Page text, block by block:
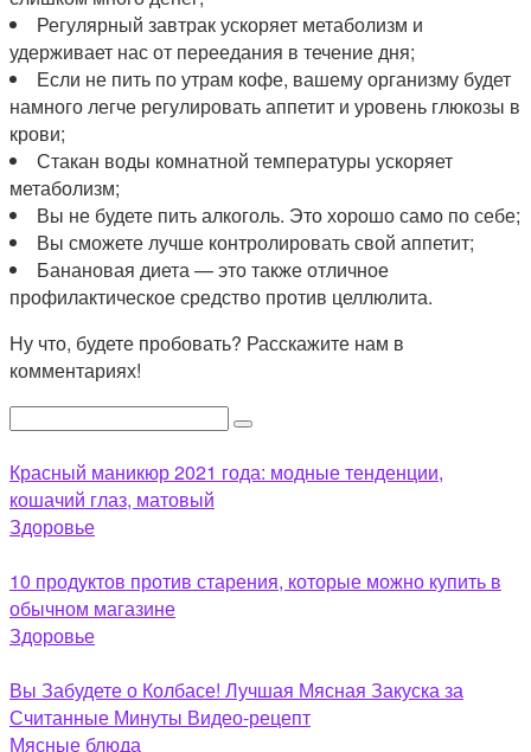
Регулярный завтрак ускоряет метаболизм и
удерживает нас от переедания в течение дня;
Если не пить по утрам кофе, вашему организму будет
намного легче регулировать аппетит и уровень глюкозы в
крови;
Стакан воды комнатной температуры ускоряет
метаболизм;
Вы не будете пить алкоголь. Это хорошо само по себе;
Вы сможете лучше контролировать свой аппетит;
Банановая диета — это также отличное
профилактическое средство против целлюлита.
Ну что, будете пробовать? Расскажите нам в
комментариях!
Поиск:
Красный маникюр 2021 года: модные тенденции,
кошачий глаз, матовый
Здоровье
10 продуктов против старения, которые можно купить в
обычном магазине
Здоровье
Вы Забудете о Колбасе! Лучшая Мясная Закуска за
Считанные Минуты Видео-рецепт
Мясные блюда